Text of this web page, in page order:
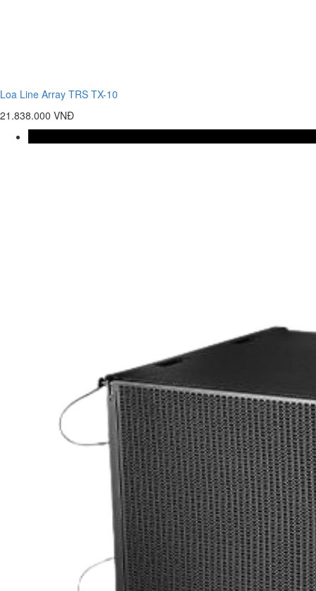
Loa Line Array TRS TX-10
21.838.000 VNĐ